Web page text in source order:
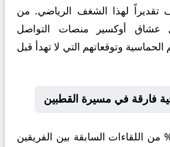
تقديراً لهذا الشغف الرياضي. من
عشاق أوكسير منصات التواصل
الحماسية وتوقعاتهم التي لا تهدأ قبل
فارقة في مسيرة القطبين
الأرقام أن 33% من اللقاءات السابقة بين الفريقين